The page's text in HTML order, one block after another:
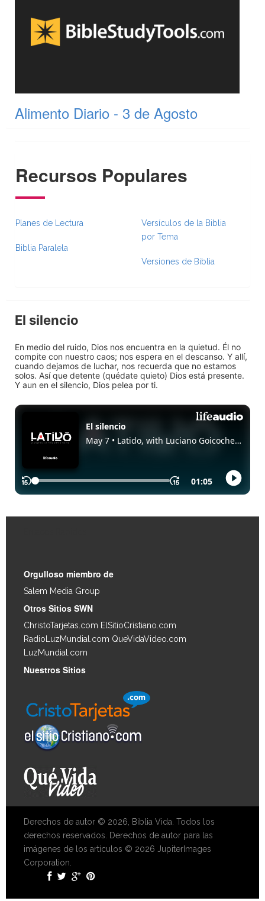
Alimento Diario - 3 de Agosto
Recursos Populares
Planes de Lectura
Biblia Paralela
Versículos de la Biblia
por Tema
Versiones de Biblia
El silencio
En medio del ruido, Dios nos encuentra en la quietud. Él no
compite con nuestro caos; nos espera en el descanso. Y allí,
cuando dejamos de luchar, nos recuerda que no estamos
solos. Así que detente (quédate quieto) Dios está presente.
Y aun en el silencio, Dios pelea por ti.
Orgulloso miembro de
Salem Media Group
Otros Sitios SWN
ChristoTarjetas.com ElSitioCristiano.com
RadioLuzMundial.com QueVidaVideo.com
LuzMundial.com
Nuestros Sitios
Derechos de autor © 2026, Biblia Vida. Todos los
derechos reservados. Derechos de autor para las
imágenes de los artículos © 2026 JupiterImages
Corporation.